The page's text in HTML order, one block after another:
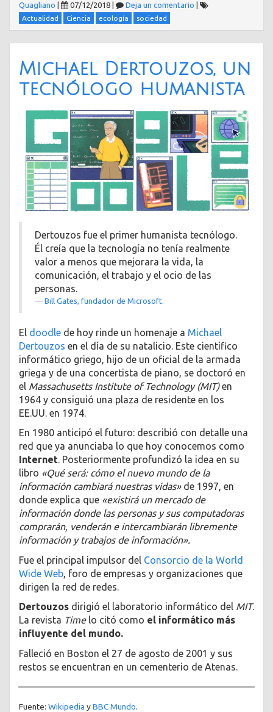
Quagliano
07/12/2018 Deja un comentario
Actualidad Ciencia ecología sociedad
Michael Dertouzos, un
tecnólogo humanista
Dertouzos fue el primer humanista tecnólogo.
Él creía que la tecnología no tenía realmente
valor a menos que mejorara la vida, la
comunicación, el trabajo y el ocio de las
personas.
Bill Gates, fundador de Microsoft.
El doodle de hoy rinde un homenaje a Michael
Dertouzos en el día de su natalicio. Este científico
informático griego, hijo de un oficial de la armada
griega y de una concertista de piano, se doctoró en
el Massachusetts Institute of Technology (MIT)en
1964 y consiguió una plaza de residente en los
EE.UU. en 1974. ​
En 1980 anticipó el futuro: describió con detalle una
red que ya anunciaba lo que hoy conocemos como
Internet. Posteriormente profundizó la idea en su
libro «Qué será: cómo el nuevo mundo de la
información cambiará nuestras vidas»de 1997, en
donde explica que «existirá un mercado de
información donde las personas y sus computadoras
comprarán, venderán e intercambiarán libremente
información y trabajos de información».
Fue el principal impulsor del Consorcio de la World
Wide Web , foro de empresas y organizaciones que
dirigen la red de redes.
Dertouzos dirigió el laboratorio informático del MIT.
La revista Timelo citó como el informático más
influyente del mundo.
Falleció en Boston el 27 de agosto de 2001 y sus
restos se encuentran en un cementerio de Atenas.
Fuente: Wikipedia yBBC Mundo.